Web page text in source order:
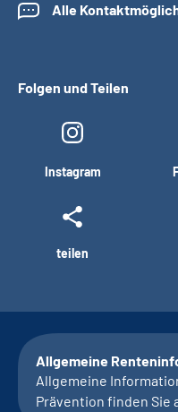
Alle
Folgen und Teilen
Instagram
teilen
Allgemeine
Allgemeine
Prävention finden Sie